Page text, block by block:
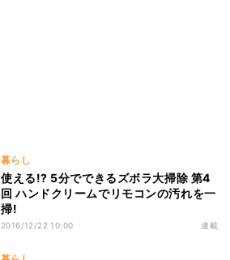
暮らし
使える!? 5分でできるズボラ大掃除 第4
回 ハンドクリームでリモコンの汚れを一
掃!
2016/12/22 10:00 連載